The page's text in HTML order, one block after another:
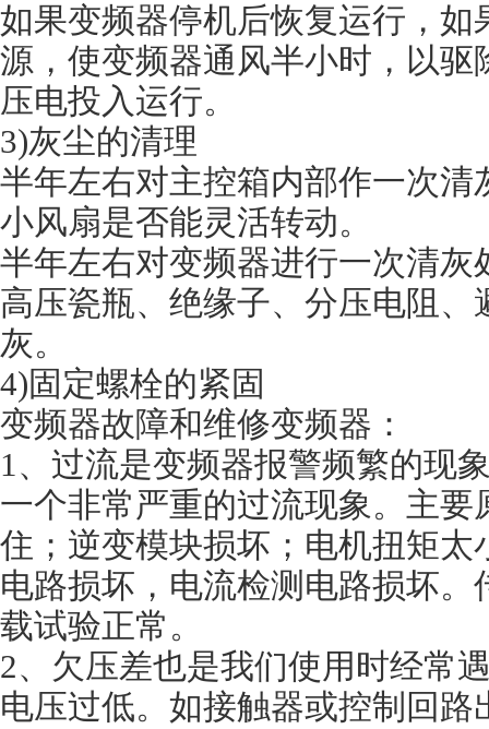
如果变频器停机后恢复运行，
源，使变频器通风半小时，以
压电投入运行。
3)灰尘的清理
半年左右对主控箱内部作一次
小风扇是否能灵活转动。
半年左右对变频器进行一次清灰
高压瓷瓶、绝缘子、分压电阻
灰。
4)固定螺栓的紧固
变频器故障和维修变频器：
1、过流是变频器报警频繁的现
一个非常严重的过流现象。主
住；逆变模块损坏；电机扭矩
电路损坏，电流检测电路损坏
载试验正常。
2、欠压差也是我们使用时经常
电压过低。如接触器或控制回